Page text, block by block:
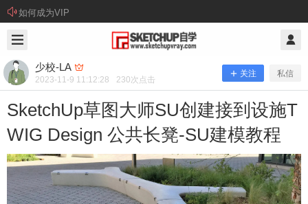
如何成为VIP
少校-LA
2023-11-9 11:12:28 230次点击
关注 私信
SketchUp草图大师SU创建接到设施T
WIG Design 公共长凳-SU建模教程
少校-LA @ SketchUp自学